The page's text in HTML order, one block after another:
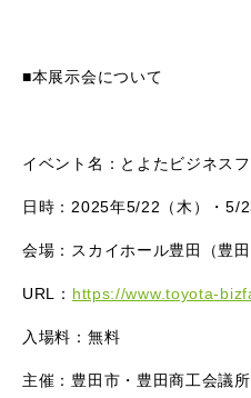
■本展示会について
イベント名：とよたビジネス
日時：2025年5/22（木）・5/
会場：スカイホール豊田（豊
URL： https://www.toyota-
入場料：無料
主催：豊田市・豊田商工会議所